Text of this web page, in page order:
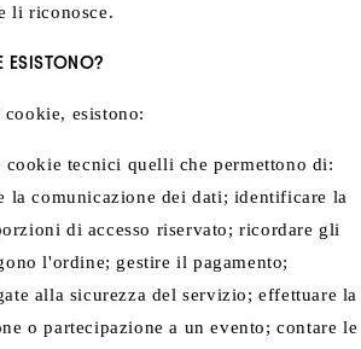
li riconosce.
esistono:
cookie tecnici quelli che permettono di:
comunicazione dei dati; identificare la
di accesso riservato; ricordare gli
l'ordine; gestire il pagamento;
alla sicurezza del servizio; effettuare la
o partecipazione a un evento; contare le